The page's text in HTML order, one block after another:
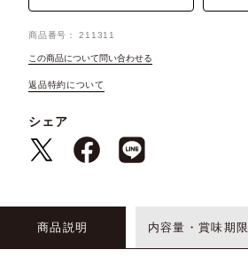
商品番号 211311
この商品について問い合わせる
返品特約について
シェア
商品説明 内容量・賞味期限